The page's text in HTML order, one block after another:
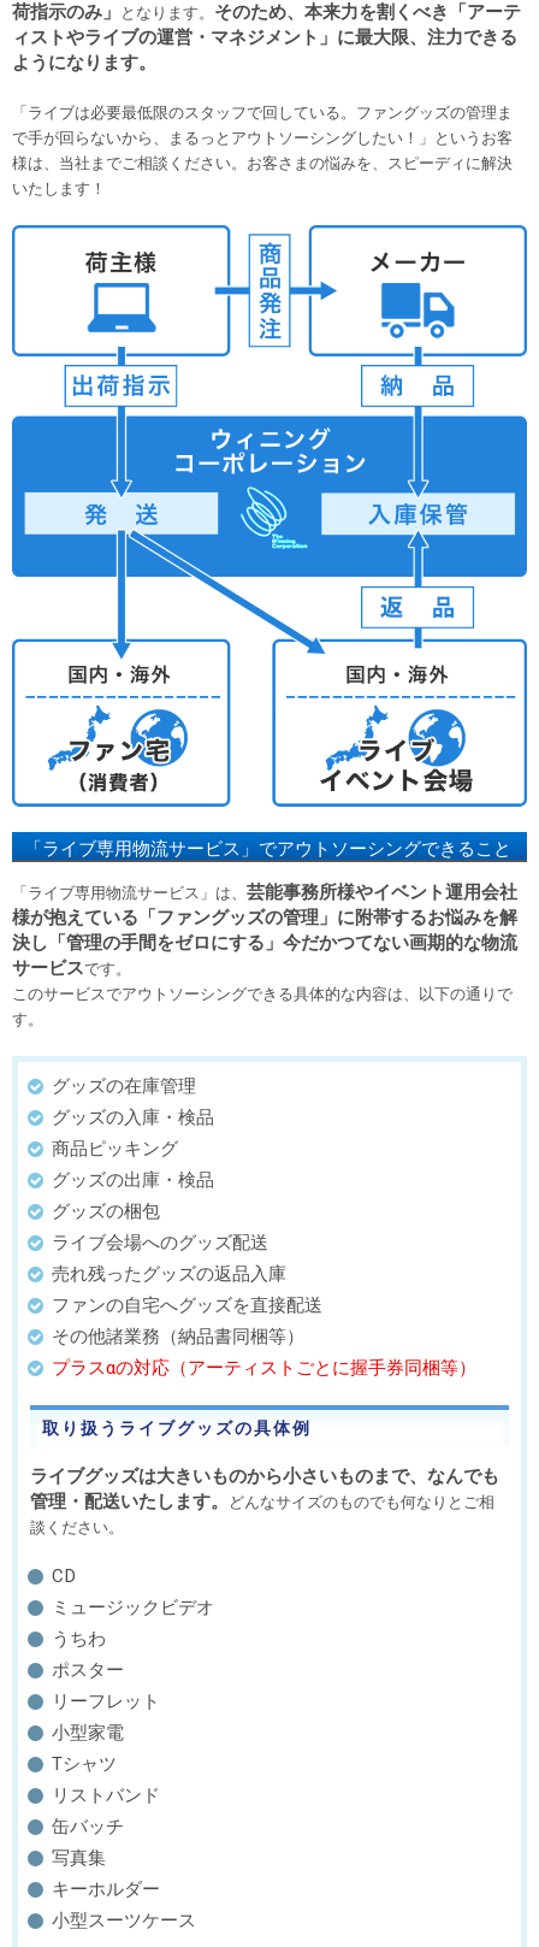
荷指示のみ」
となります。 そのため、本来力を割くべき「アーテ
ィストやライブの運営・マネジメント」に最大限、注力できる
ようになります。
「ライブは必要最低限のスタッフで回している。ファングッズの管理ま
で手が回らないから、まるっとアウトソーシングしたい！」というお客
様は、当社までご相談ください。お客さまの悩みを、スピーディに解決
いたします！
「ライブ専用物流サービス」でアウトソーシングできること
「ライブ専用物流サービス」は、 芸能事務所様やイベント運用会社
様が抱えている「ファングッズの管理」に附帯するお悩みを解
決し「管理の手間をゼロにする」今だかつてない画期的な物流
サービスです。
このサービスでアウトソーシングできる具体的な内容は、以下の通りで
す。
グッズの在庫管理
グッズの入庫・検品
商品ピッキング
グッズの出庫・検品
グッズの梱包
ライブ会場へのグッズ配送
売れ残ったグッズの返品入庫
ファンの自宅へグッズを直接配送
その他諸業務（納品書同梱等）
プラスαの対応（アーティストごとに握手券同梱等）
取り扱うライブグッズの具体例
ライブグッズは大きいものから小さいものまで、なんでも
管理・配送いたします。
どんなサイズのものでも何なりとご相
談ください。
CD
ミュージックビデオ
うちわ
ポスター
リーフレット
小型家電
Tシャツ
リストバンド
缶バッチ
写真集
キーホルダー
小型スーツケース